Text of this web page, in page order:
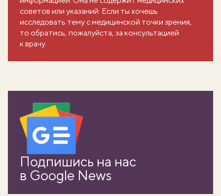
советов или указаний. Если ты хочешь
исследовать тему с медицинской точки зрения,
то обратись, пожалуйста, за консультацией
к врачу.
Подпишись на нас
в Google News